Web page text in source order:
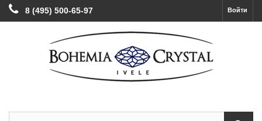
Войти
8 (495) 500-65-97